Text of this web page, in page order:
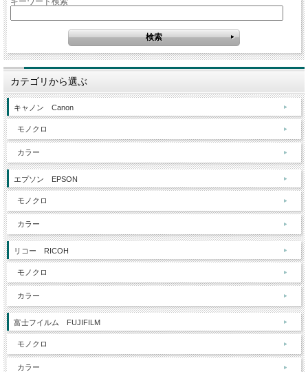
カテゴリから選ぶ
キャノン Canon
モノクロ
カラー
エプソン EPSON
モノクロ
カラー
リコー RICOH
モノクロ
カラー
富士フイルム FUJIFILM
モノクロ
カラー